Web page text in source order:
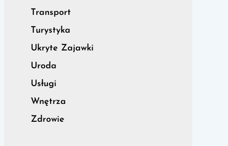
Transport
Turystyka
Ukryte Zajawki
Uroda
Usługi
Wnętrza
Zdrowie